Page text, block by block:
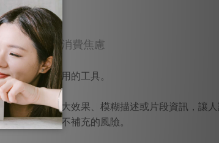
減少資訊與消費焦慮
該成為被利用的工具。
食品，透過誇大效果、模糊描述或片段資訊，讓
，甚至放大不補充的風險。